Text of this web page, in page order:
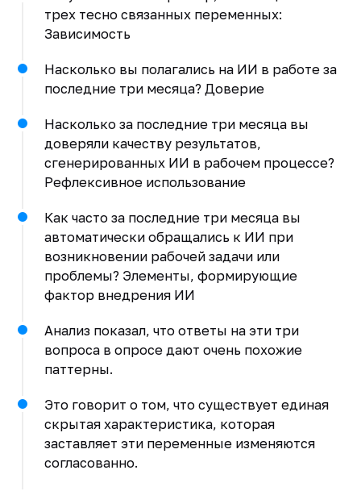
трех тесно связанных переменных:
Зависимость
Насколько вы полагались на ИИ в работе за
последние три месяца? Доверие
Насколько за последние три месяца вы
доверяли качеству результатов,
сгенерированных ИИ в рабочем процессе?
Рефлексивное использование
Как часто за последние три месяца вы
автоматически обращались к ИИ при
возникновении рабочей задачи или
проблемы? Элементы, формирующие
фактор внедрения ИИ
Анализ показал, что ответы на эти три
вопроса в опросе дают очень похожие
паттерны.
Это говорит о том, что существует единая
скрытая характеристика, которая
заставляет эти переменные изменяются
согласованно.